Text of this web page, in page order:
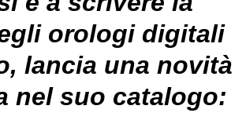
orologi digitali
lancia una novità
nel suo catalogo: